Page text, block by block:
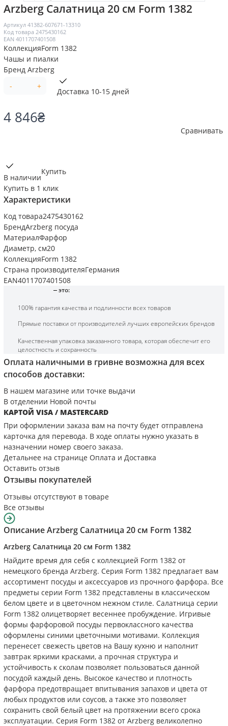
Arzberg Салатница 20 см Form 1382
Артикул 41382-607671-13310
Код товара 2475430162
EAN 4011707401508
КоллекцияForm 1382
Чашы и пиалки
Бренд Arzberg
-
+
Доставка 10-15 дней
4 846₴
Сравнивать
В наличии
Купить
Купить в 1 клик
Характеристики
Код товара2475430162
БрендArzberg посуда
МатериалФарфор
Диаметр, см20
КоллекцияForm 1382
Страна производителяГермания
EAN4011707401508
это:
100% гарантия качества и подлинности всех товаров
Прямые поставки от производителей лучших европейских брендов
Качественная упаковка заказанного товара, которая обеспечит его
целостность и сохранность
Оплата наличными в гривне возможна для всех
способов доставки:
В нашем магазине или точке выдачи
В отделении Новой почты
КАРТОЙ VISA / MASTERCARD
При оформлении заказа вам на почту будет отправлена
карточка для перевода. В ходе оплаты нужно указать в
назначении номер своего заказа.
Детальнее на странице Оплата и Доставка
Оставить отзыв
Отзывы покупателей
Отзывы отсутствуют в товаре
Все отзывы
ОписаниеArzberg Салатница 20 см Form 1382
Arzberg Салатница 20 см Form 1382
Найдите время для себя с коллекцией Form 1382 от
немецкого бренда Arzberg. Серия Form 1382 предлагает вам
ассортимент посуды и аксессуаров из прочного фарфора. Все
предметы серии Form 1382 представлены в классическом
белом цвете и в цветочном нежном стиле. Салатница серии
Form 1382 олицетворяет весеннее пробуждение. Игривые
формы фарфоровой посуды первоклассного качества
оформлены синими цветочными мотивами. Коллекция
перенесет свежесть цветов на Вашу кухню и наполнит
завтрак яркими красками, а прочная структура и
устойчивость к сколам позволяет пользоваться данной
посудой каждый день. Высокое качество и плотность
фарфора предотвращает впитывания запахов и цвета от
любых продуктов или соусов, а также это позволяет
сохранить свой белый цвет на протяжении всего срока
эксплуатации. Серия Form 1382 от Arzberg великолепно